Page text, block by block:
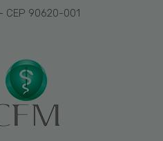
CEP 90620-001